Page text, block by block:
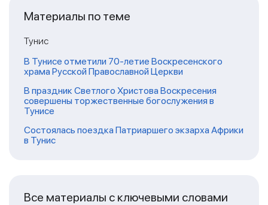
Материалы по теме
Тунис
В Тунисе отметили 70-летие Воскресенского
храма Русской Православной Церкви
В праздник Светлого Христова Воскресения
совершены торжественные богослужения в
Тунисе
Состоялась поездка Патриаршего экзарха Африки
в Тунис
Все материалы с ключевыми словами